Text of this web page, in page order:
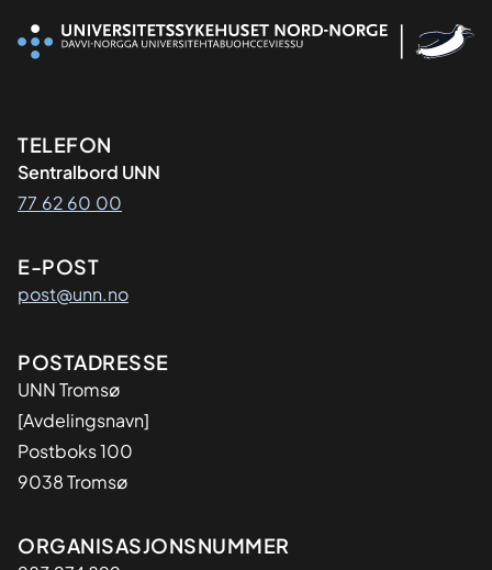
Kontaktinformasjon
TELEFON
Sentralbord UNN
77 62 60 00
E-POST
post@unn.no
Adresse
POSTADRESSE
UNN Tromsø
[Avdelingsnavn]
Postboks 100
9038 Tromsø
Organisasjon
ORGANISASJONSNUMMER